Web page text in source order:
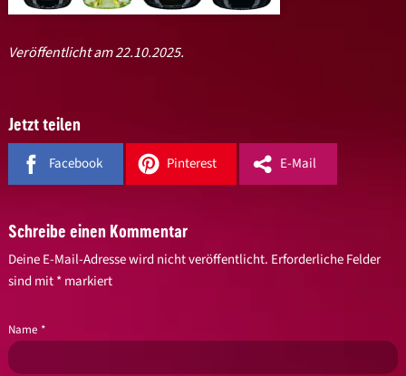
Veröffentlicht am 22.10.2025.
Jetzt teilen
Facebook Pinterest E-Mail
Schreibe einen Kommentar
Deine E-Mail-Adresse wird nicht veröffentlicht. Erforderliche Felder
sind mit*markiert
Name *